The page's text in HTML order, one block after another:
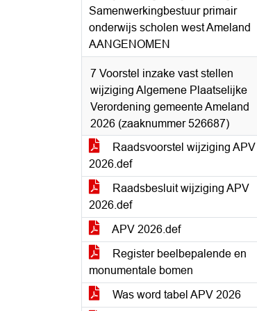
Samenwerkingbestuur primair
onderwijs scholen west Ameland
AANGENOMEN
7 Voorstel inzake vast stellen
wijziging Algemene Plaatselijke
Verordening gemeente Ameland
2026 (zaaknummer 526687)
Raadsvoorstel wijziging APV
2026.def
Raadsbesluit wijziging APV
2026.def
APV 2026.def
Register beelbepalende en
monumentale bomen
Was word tabel APV 2026